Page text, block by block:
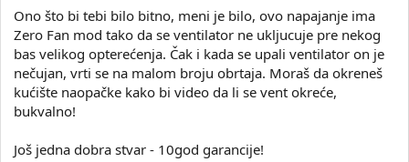
Ono što bi tebi bilo bitno, meni je bilo, ovo napajanje ima
Zero Fan mod tako da se ventilator ne ukljucuje pre nekog
bas velikog opterećenja. Čak i kada se upali ventilator on je
nečujan, vrti se na malom broju obrtaja. Moraš da okreneš
kućište naopačke kako bi video da li se vent okreće,
bukvalno!
Još jedna dobra stvar - 10god garancije!